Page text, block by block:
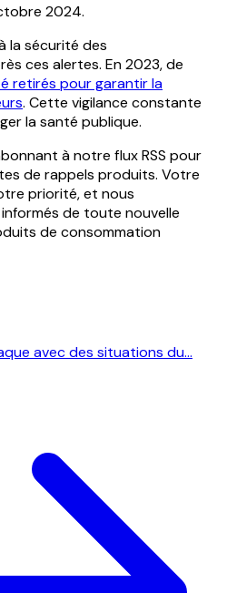
2024.
la sécurité des
ces alertes. En 2023, de
retirés pour garantir la
. Cette vigilance constante
la santé publique.
à notre flux RSS pour
de rappels produits. Votre
priorité, et nous
de toute nouvelle
de consommation
avec des situations du...